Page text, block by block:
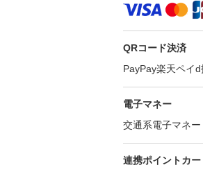
QRコード決済
PayPay楽天ペイd
電子マネー
交通系電子マネー
連携ポイントカー